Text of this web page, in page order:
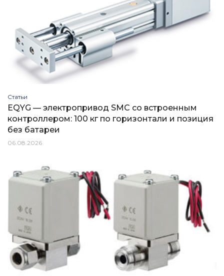
Статьи
EQYG — электропривод SMC со встроенным
контроллером: 100 кг по горизонтали и позиция
без батареи
06.08.2026